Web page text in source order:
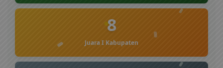
8
Juara I Kabupaten